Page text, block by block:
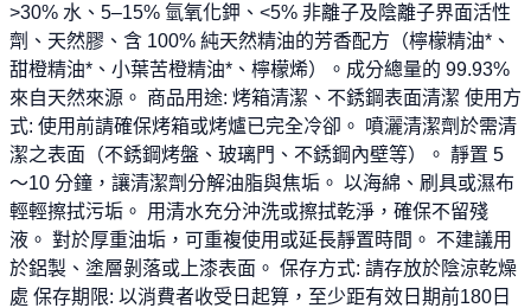
>30% 水、5–15% 氫氧化鉀、<5% 非離子及陰離子界面活性
劑、天然膠、含 100% 純天然精油的芳香配方（檸檬精油*、
甜橙精油*、小葉苦橙精油*、檸檬烯）。成分總量的 99.93%
來自天然來源。 商品用途: 烤箱清潔、不銹鋼表面清潔 使用方
式: 使用前請確保烤箱或烤爐已完全冷卻。 噴灑清潔劑於需清
潔之表面（不銹鋼烤盤、玻璃門、不銹鋼內壁等）。 靜置 5
～10 分鐘，讓清潔劑分解油脂與焦垢。 以海綿、刷具或濕布
輕輕擦拭污垢。 用清水充分沖洗或擦拭乾淨，確保不留殘
液。 對於厚重油垢，可重複使用或延長靜置時間。 不建議用
於鋁製、塗層剝落或上漆表面。 保存方式: 請存放於陰涼乾燥
處 保存期限: 以消費者收受日起算，至少距有效日期前180日